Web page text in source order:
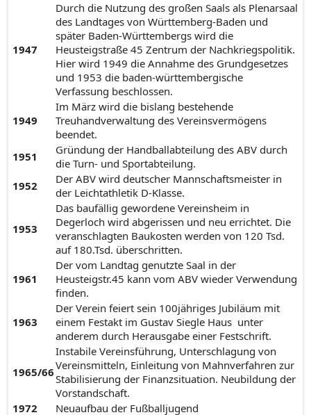
1947
Durch die Nutzung des großen Saals als Plenarsaal
des Landtages von Württemberg-Baden und
später Baden-Württembergs wird die
Heusteigstraße 45 Zentrum der Nachkriegspolitik.
Hier wird 1949 die Annahme des Grundgesetzes
und 1953 die baden-württembergische
Verfassung beschlossen.
1949
Im März wird die bislang bestehende
Treuhandverwaltung des Vereinsvermögens
beendet.
1951
Gründung der Handballabteilung des ABV durch
die Turn- und Sportabteilung.
1952
Der ABV wird deutscher Mannschaftsmeister in
der Leichtathletik D-Klasse.
1953
Das baufällig gewordene Vereinsheim in
Degerloch wird abgerissen und neu errichtet. Die
veranschlagten Baukosten werden von 120 Tsd.
auf 180.Tsd. überschritten.
1961
Der vom Landtag genutzte Saal in der
Heusteigstr.45 kann vom ABV wieder Verwendung
finden.
1963
Der Verein feiert sein 100jähriges Jubiläum mit
einem Festakt im Gustav Siegle Haus unter
anderem durch Herausgabe einer Festschrift.
1965/66
Instabile Vereinsführung, Unterschlagung von
Vereinsmitteln, Einleitung von Mahnverfahren zur
Stabilisierung der Finanzsituation. Neubildung der
Vorstandschaft.
1972
Neuaufbau der Fußballjugend